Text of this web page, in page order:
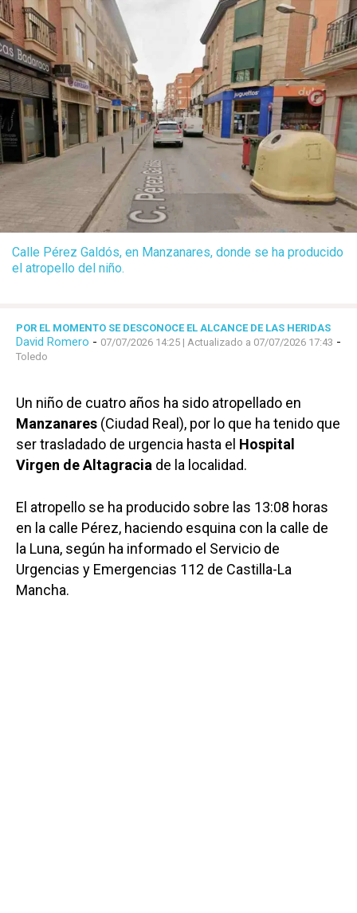
Calle Pérez Galdós, en Manzanares, donde se ha producido
el atropello del niño.
POR EL MOMENTO SE DESCONOCE EL ALCANCE DE LAS HERIDAS
David Romero - 07/07/2026 14:25 | Actualizado a 07/07/2026 17:43 -
Toledo
Un niño de cuatro años ha sido atropellado en
Manzanares (Ciudad Real), por lo que ha tenido que
ser trasladado de urgencia hasta el Hospital
Virgen de Altagracia de la localidad.
El atropello se ha producido sobre las 13:08 horas
en la calle Pérez, haciendo esquina con la calle de
la Luna, según ha informado el Servicio de
Urgencias y Emergencias 112 de Castilla-La
Mancha.